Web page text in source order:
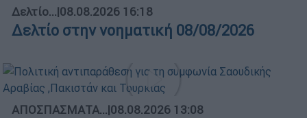
Δελτίο...|08.08.2026 16:18
Δελτίο στην νοηματική 08/08/2026
ΑΠΟΣΠΑΣΜΑΤΑ...|08.08.2026 13:08